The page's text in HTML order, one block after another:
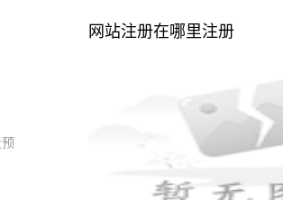
网站注册在哪里注册